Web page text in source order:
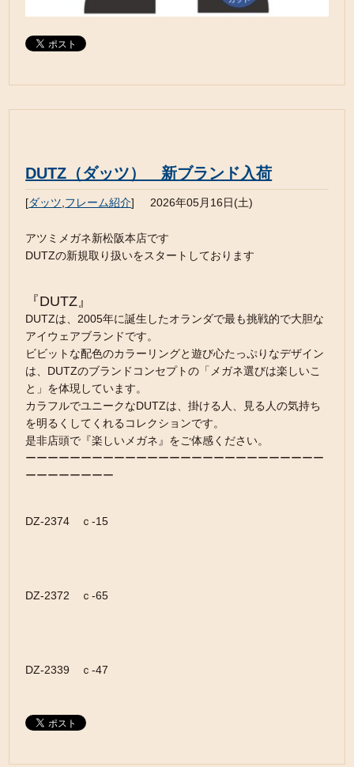
DUTZ（ダッツ） 新ブランド入荷
[ダッツ フレーム紹介] 2026年05月16日(土)
アツミメガネ新松阪本店です
DUTZの新規取り扱いをスタートしております
『DUTZ』
DUTZは、2005年に誕生したオランダで最も挑戦的で大胆な
アイウェアブランドです。
ビビットな配色のカラーリングと遊び心たっぷりなデザイン
は、DUTZのブランドコンセプトの「メガネ選びは楽しいこ
と」を体現しています。
カラフルでユニークなDUTZは、掛ける人、見る人の気持ち
を明るくしてくれるコレクションです。
是非店頭で『楽しいメガネ』をご体感ください。
ーーーーーーーーーーーーーーーーーーーーーーーーーーー
ーーーーーーーー
DZ-2374 ｃ-15
DZ-2372 ｃ-65
DZ-2339 ｃ-47